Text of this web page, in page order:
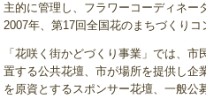
主的に管理し、フラワーコーディネー
2007年、第17回全国花のまちづくり
「花咲く街かどづくり事業」では、
置する公共花壇、市が場所を提供し企
を原資とするスポンサー花壇、一般